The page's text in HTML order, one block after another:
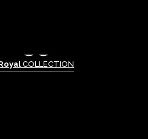
COLLECTION